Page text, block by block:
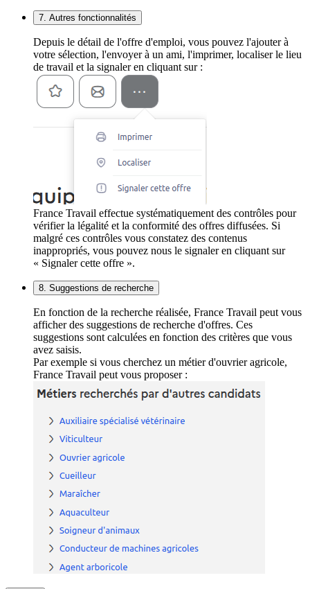
7. Autres fonctionnalités
Depuis le détail de l'offre d'emploi, vous pouvez l'ajouter à
votre sélection, l'envoyer à un ami, l'imprimer, localiser le lieu
de travail et la signaler en cliquant sur :
France Travail effectue systématiquement des contrôles pour
vérifier la légalité et la conformité des offres diffusées. Si
malgré ces contrôles vous constatez des contenus
inappropriés, vous pouvez nous le signaler en cliquant sur
« Signaler cette offre ».
8. Suggestions de recherche
En fonction de la recherche réalisée, France Travail peut vous
afficher des suggestions de recherche d'offres. Ces
suggestions sont calculées en fonction des critères que vous
avez saisis.
Par exemple si vous cherchez un métier d'ouvrier agricole,
France Travail peut vous proposer :